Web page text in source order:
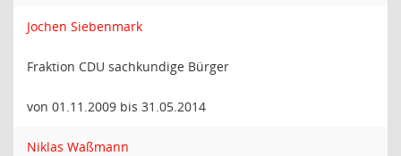
Jochen Siebenmark
Fraktion CDU sachkundige Bürger
von 01.11.2009 bis 31.05.2014
Niklas Waßmann